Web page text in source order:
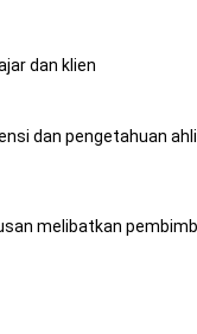
dan klien
dan pengetahuan ahli.
melibatkan